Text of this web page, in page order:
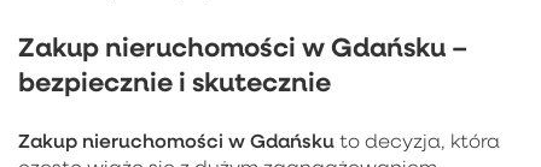
Zakup nieruchomości w Gdańsku –
bezpiecznie i skutecznie
Zakup nieruchomości w Gdańsku to decyzja, która